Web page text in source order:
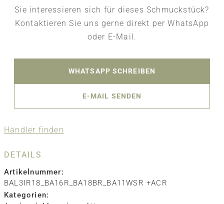
Sie interessieren sich für dieses Schmuckstück?
Kontaktieren Sie uns gerne direkt per WhatsApp
oder E-Mail.
WHATSAPP SCHREIBEN
E-MAIL SENDEN
Händler finden
DETAILS
Artikelnummer:
BAL3IR18_BA16R_BA18BR_BA11WSR +ACR
Kategorien: